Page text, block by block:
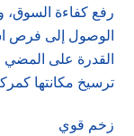
رفع كفاءة السوق،
الوصول إلى فرص
القدرة على
ترسيخ مكانتها
زخم قوي